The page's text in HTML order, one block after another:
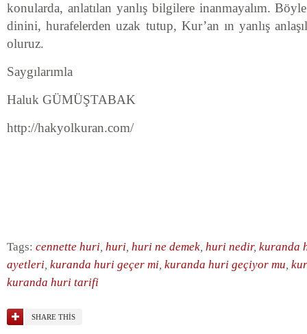
konularda, anlatılan yanlış bilgilere inanmayalım.
dinini, hurafelerden uzak tutup, Kur’an ın yanlış
oluruz.
Saygılarımla
Haluk GÜMÜŞTABAK
http://hakyolkuran.com/
Tags: cennette huri, huri, huri ne demek, huri nedir, kuranda
ayetleri, kuranda huri geçer mi, kuranda huri geçiyor mu,
kuranda huri tarifi
SHARE THIS